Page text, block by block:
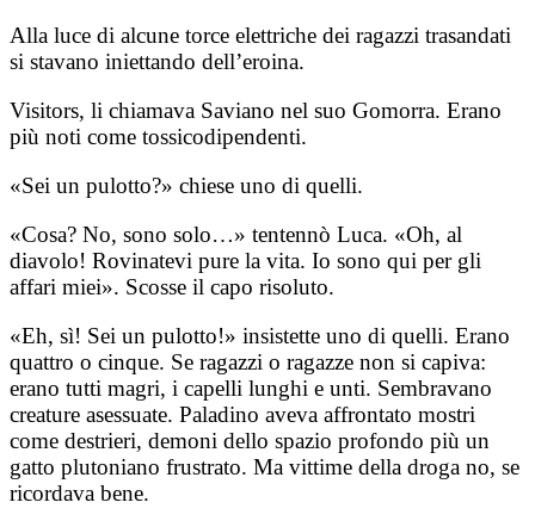
Alla luce di alcune torce elettriche dei ragazzi trasandati
si stavano iniettando dell’eroina.
Visitors, li chiamava Saviano nel suo Gomorra. Erano
più noti come tossicodipendenti.
«Sei un pulotto?» chiese uno di quelli.
«Cosa? No, sono solo…» tentennò Luca. «Oh, al
diavolo! Rovinatevi pure la vita. Io sono qui per gli
affari miei». Scosse il capo risoluto.
«Eh, sì! Sei un pulotto!» insistette uno di quelli. Erano
quattro o cinque. Se ragazzi o ragazze non si capiva:
erano tutti magri, i capelli lunghi e unti. Sembravano
creature asessuate. Paladino aveva affrontato mostri
come destrieri, demoni dello spazio profondo più un
gatto plutoniano frustrato. Ma vittime della droga no, se
ricordava bene.